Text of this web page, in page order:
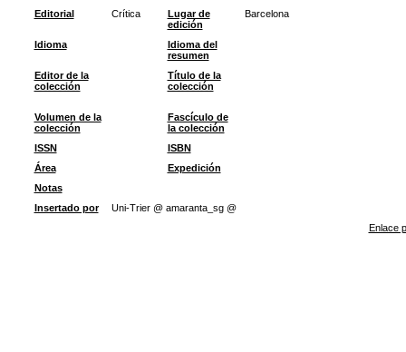
Editorial
Crítica
Lugar de
edición
Barcelona
Idioma
Idioma del
resumen
Editor de la
colección
Título de la
colección
Volumen de la
colección
Fascículo de
la colección
ISSN
ISBN
Área
Expedición
Notas
Insertado por
Uni-Trier @ amaranta_sg @
Enlace